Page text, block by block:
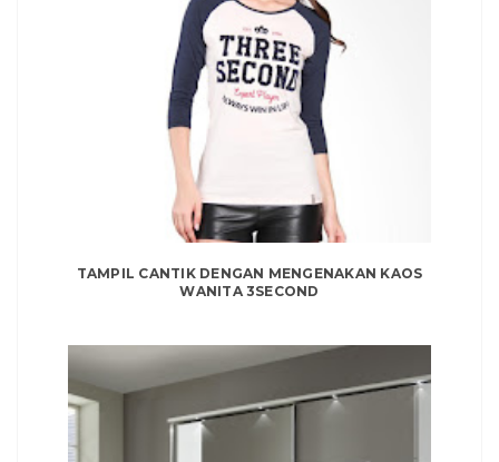
TAMPIL CANTIK DENGAN MENGENAKAN KAOS
WANITA 3SECOND